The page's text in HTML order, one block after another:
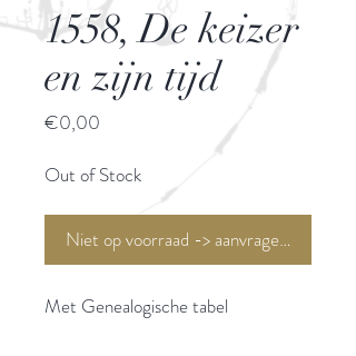
1558, De keizer
en zijn tijd
€0,00
Out of Stock
Niet op voorraad -> aanvragen <-
Met Genealogische tabel